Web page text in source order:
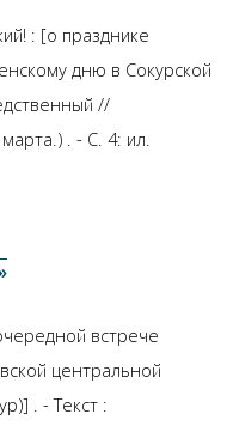
: [о празднике
дню в Сокурской
//
. - С. 4: ил.
встрече
центральной
. - Текст :